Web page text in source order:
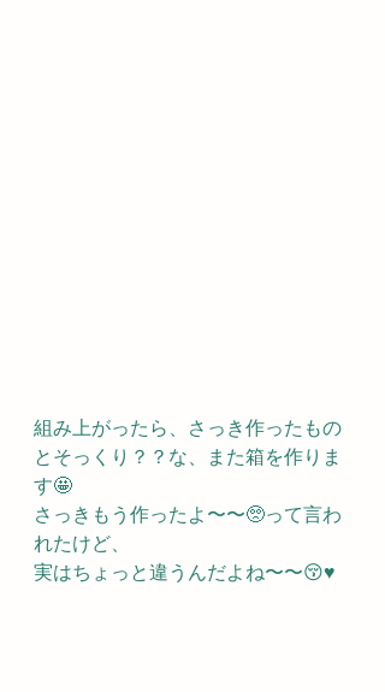
組み上がったら、さっき作ったもの
とそっくり？？な、また箱を作りま
す🤩
さっきもう作ったよ〜〜🥺って言わ
れたけど、
実はちょっと違うんだよね〜〜😚♥️